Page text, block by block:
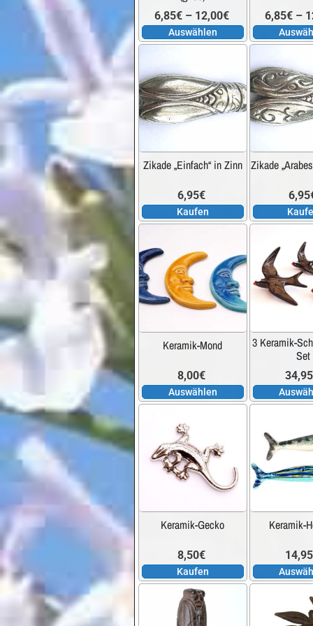
6,85€ – 12,00€Preisspanne:
6,85€
bis
12,00€
Auswählen
können
auf
der
Produktseite
gewählt
werden
6,85€ –
Zikade „Einfach“ in Zinn
6,95€
Kaufen
Zikade
6,95
Keramik-Mond
8,00€
Auswählen
Produkt
weist
mehrere
Varianten
auf.
Die
können
auf
Produktseite
gewählt
werden
3 Keramik-
Set
34,95
Keramik-Gecko
8,50€
Kaufen
Keramik-
14,95